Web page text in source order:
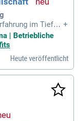
im Tiefba
Leitungsbau a
Lernb
+
| Betriebliche
Heute veröffentlicht